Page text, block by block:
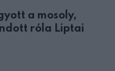
a mosoly,
róla Liptai